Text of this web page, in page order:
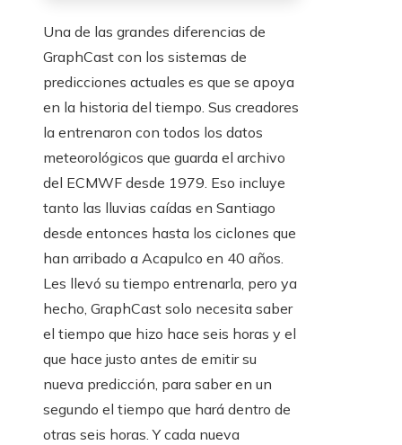
Una de las grandes diferencias de
GraphCast con los sistemas de
predicciones actuales es que se apoya
en la historia del tiempo. Sus creadores
la entrenaron con todos los datos
meteorológicos que guarda el archivo
del ECMWF desde 1979. Eso incluye
tanto las lluvias caídas en Santiago
desde entonces hasta los ciclones que
han arribado a Acapulco en 40 años.
Les llevó su tiempo entrenarla, pero ya
hecho, GraphCast solo necesita saber
el tiempo que hizo hace seis horas y el
que hace justo antes de emitir su
nueva predicción, para saber en un
segundo el tiempo que hará dentro de
otras seis horas. Y cada nueva